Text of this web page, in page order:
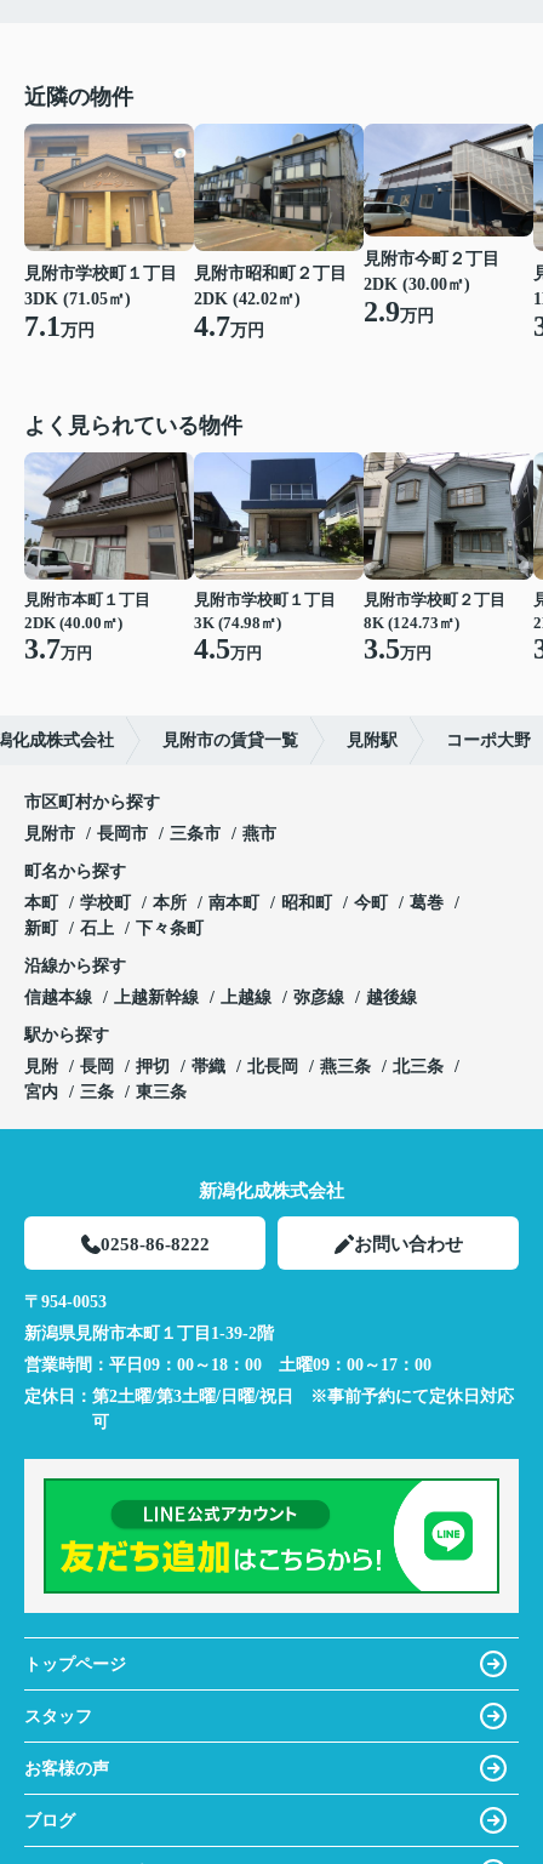
近隣の物件
見附市学校町１丁目
3DK (71.05㎡)
7.1万円
見附市昭和町２丁目
2DK (42.02㎡)
4.7万円
見附市今町２丁目
2DK (30.00㎡)
2.9万円
よく見られている物件
見附市本町１丁目
2DK (40.00㎡)
3.7万円
見附市学校町１丁目
3K (74.98㎡)
4.5万円
見附市学校町２丁目
8K (124.73㎡)
3.5万円
化成株式会社 見附市の賃貸一覧 見附駅 コーポ大野
市区町村から探す
見附市
長岡市 三条市 燕市
町名から探す
本町
学校町 本所 南本町 昭和町 今町
葛巻
新町
石上 下々条町
沿線から探す
信越本線
上越新幹線 上越線 弥彦線 越後線
駅から探す
見附
長岡 押切 帯織 北長岡 燕三条
北三条
宮内
三条 東三条
新潟化成株式会社
0258-86-8222 お問い合わせ
〒954-0053
新潟県見附市本町１丁目1-39-2階
営業時間： 平日09：00～18：00 土曜09：00～17：00
定休日： 第2土曜/第3土曜/日曜/祝日 ※事前予約にて定休日対応
可
トップページ
スタッフ
お客様の声
ブログ